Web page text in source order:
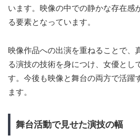
います。映像の中での静かな存在感
る要素となっています。
映像作品への出演を重ねることで、
る演技の技術を身につけ、女優とし
す。今後も映像と舞台の両方で活躍
ます。
舞台活動で見せた演技の幅